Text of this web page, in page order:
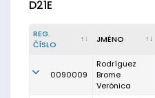
D21E
REG.
ČÍSLO
JMÉNO
0090009
Rodríguez
Brome
Verónica